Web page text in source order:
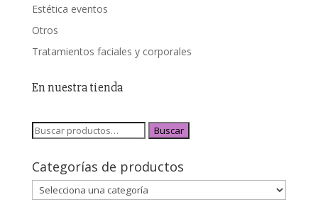
Estética eventos
Otros
Tratamientos faciales y corporales
En nuestra tienda
Buscar
Categorías de productos